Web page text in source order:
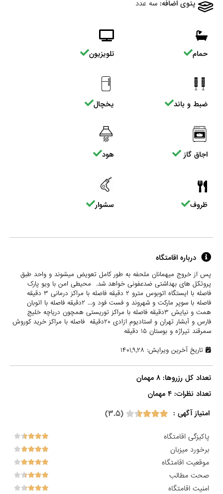
پتوی اضافه: سه عدد
حمام تلویزیون
ضبط و باند یخچال
اجاق گاز هود
ظروف سشوار
درباره اقامتگاه
پس از خروج میهمانان ملحفه به طور کامل تعویض میشوند و واحد طبق
پروتکل های بهداشتی ضدعفونی خواهد شد. محیطی امن با ویو پارک
فاصله با ایستگاه اتوبوس مترو ۲ دقیقه فاصله با مراکز درمانی ۳ دقیقه
فاصله با سوپر مارکت و شهروند و فست فود و... ۲دقیقه فاصله با اتوبان
همت و نیایش ۳دقیقه فاصله با مراکز توریستی همچون دریاچه خلیج
فارس و آبشار تهران و استادیوم ازادی ۲۰دقیقه فاصله با مراکز خرید کوروش
سمرقند تیراژه و بوستان ۱۵ دقیقه
تاریخ آخرین ویرایش: ۱۴۰۱,۹,۲۸
تعداد کل رزروها: ۸ مهمان
تعداد نظرات: ۴ مهمان
امتیاز آگهی :
(۳.۵)
پاکیزگی اقامتگاه
برخورد میزبان
موقعیت اقامتگاه
صحت مطالب
امنیت اقامتگاه